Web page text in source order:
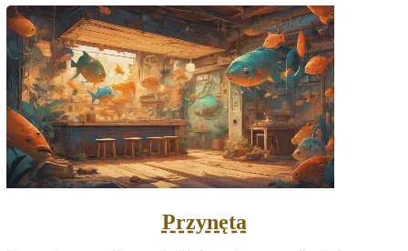
Przynęta